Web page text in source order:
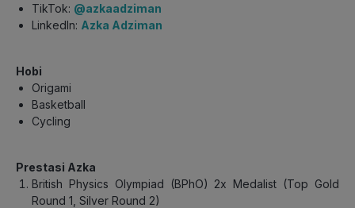
TikTok: @azkaadziman
LinkedIn: Azka Adziman
Hobi
Origami
Basketball
Cycling
Prestasi Azka
British Physics Olympiad (BPhO) 2x Medalist (Top Gold
Round 1, Silver Round 2)